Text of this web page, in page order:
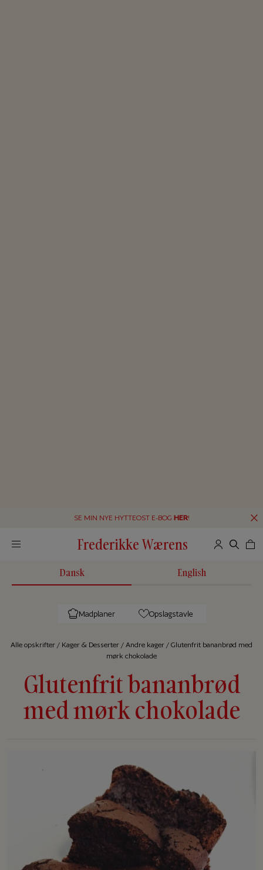
SE MIN NYE HYTTEOST E-BOG HER!
Frederikke Wærens
Dansk English
Madplaner Opslagstavle
Alle op­skrif­ter / Kager & Desserter / Andre kager / Glutenfrit bananbrød med
mørk chokolade
Glutenfrit bananbrød
med mørk chokolade